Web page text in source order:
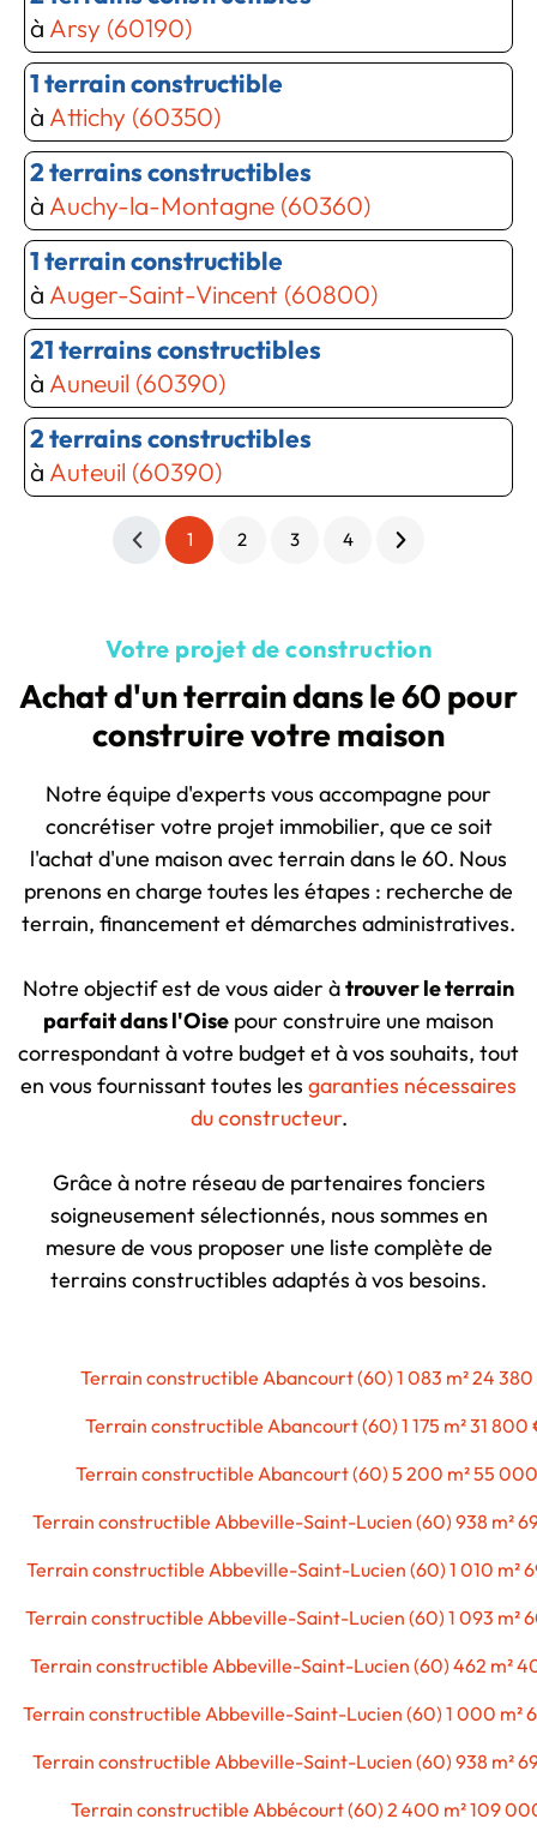
à Arsy (60190)
1 terrain constructible
à Attichy (60350)
2 terrains constructibles
à Auchy-la-Montagne (60360)
1 terrain constructible
à Auger-Saint-Vincent (60800)
21 terrains constructibles
à Auneuil (60390)
2 terrains constructibles
à Auteuil (60390)
1 2 3 4
Votre projet de construction
Achat d'un terrain dans le 60 pour
construire votre maison
Notre équipe d'experts vous accompagne pour
concrétiser votre projet immobilier, que ce soit
l'achat d'une maison avec terrain dans le 60. Nous
prenons en charge toutes les étapes : recherche de
terrain, financement et démarches administratives.
Notre objectif est de vous aider àtrouver le terrain
parfait dans l'Oise pour construire une maison
correspondant à votre budget et à vos souhaits, tout
en vous fournissant toutes les garanties nécessaires
du constructeur.
Grâce à notre réseau de partenaires fonciers
soigneusement sélectionnés, nous sommes en
mesure de vous proposer une liste complète de
terrains constructibles adaptés à vos besoins.
Terrain constructible Abancourt (60) 1 083 m² 24
Terrain constructible Abancourt (60) 1 175 m² 31 800
Terrain constructible Abancourt (60) 5 200 m² 55
Terrain constructible Abbeville-Saint-Lucien (60) 938 m²
Terrain constructible Abbeville-Saint-Lucien (60) 1 010 m²
Terrain constructible Abbeville-Saint-Lucien (60) 1 093 m²
Terrain constructible Abbeville-Saint-Lucien (60) 462 m²
Terrain constructible Abbeville-Saint-Lucien (60) 1 000 m²
Terrain constructible Abbeville-Saint-Lucien (60) 938 m²
Terrain constructible Abbécourt (60) 2 400 m² 109